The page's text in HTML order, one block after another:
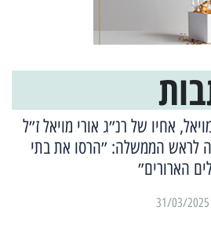
אחיו של רנ״ג אורי מויאל ז״ל
לראש הממשלה: ״הרסו את בתי
הארורים״